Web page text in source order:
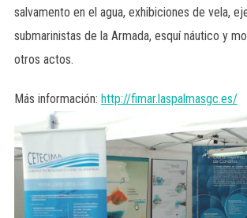
salvamento en el agua, exhibiciones de vela,
submarinistas de la Armada, esquí náutico y
otros actos.
Más información: http://fimar.laspalmasgc.es/